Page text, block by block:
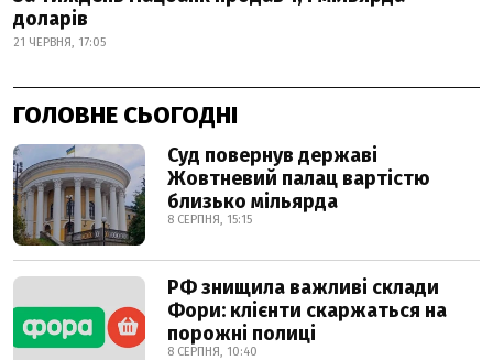
доларів
21 ЧЕРВНЯ, 17:05
ГОЛОВНЕ СЬОГОДНІ
Суд повернув державі
Жовтневий палац вартістю
близько мільярда
8 СЕРПНЯ, 15:15
РФ знищила важливі склади
Фори: клієнти скаржаться на
порожні полиці
8 СЕРПНЯ, 10:40